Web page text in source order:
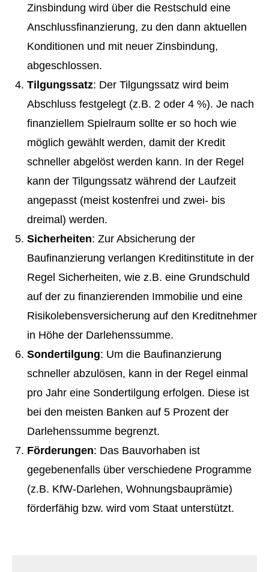
Zinsbindung wird über die Restschuld eine
Anschlussfinanzierung, zu den dann aktuellen
Konditionen und mit neuer Zinsbindung,
abgeschlossen.
Tilgungssatz: Der Tilgungssatz wird beim
Abschluss festgelegt (z.B. 2 oder 4 %). Je nach
finanziellem Spielraum sollte er so hoch wie
möglich gewählt werden, damit der Kredit
schneller abgelöst werden kann. In der Regel
kann der Tilgungssatz während der Laufzeit
angepasst (meist kostenfrei und zwei- bis
dreimal) werden.
Sicherheiten: Zur Absicherung der
Baufinanzierung verlangen Kreditinstitute in der
Regel Sicherheiten, wie z.B. eine Grundschuld
auf der zu finanzierenden Immobilie und eine
Risiko­lebens­ver­si­che­rung auf den Kreditnehmer
in Höhe der Darlehenssumme.
Sondertilgung: Um die Baufinanzierung
schneller abzulösen, kann in der Regel einmal
pro Jahr eine Sondertilgung erfolgen. Diese ist
bei den meisten Banken auf 5 Prozent der
Darlehenssumme begrenzt.
Förderungen: Das Bauvorhaben ist
gegebenenfalls über verschiedene Programme
(z.B. KfW-Darlehen, Wohnungsbauprämie)
förderfähig bzw. wird vom Staat unterstützt.